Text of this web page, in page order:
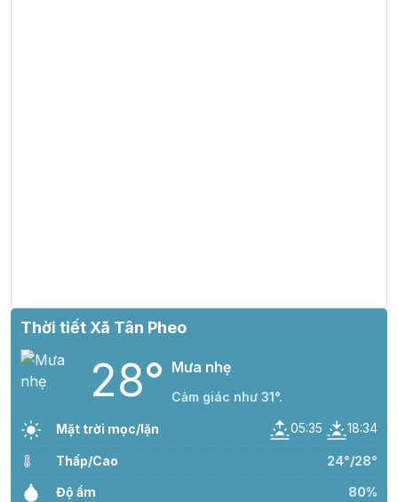
Thời tiết Xã Tân Pheo
28° Mưa nhẹ
Cảm giác như 31°.
Mặt trời mọc/lặn 05:35 18:34
Thấp/Cao 24°/28°
Độ ẩm 80%